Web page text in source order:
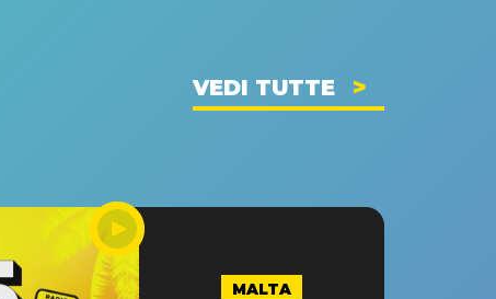
VEDI TUTTE
MALTA